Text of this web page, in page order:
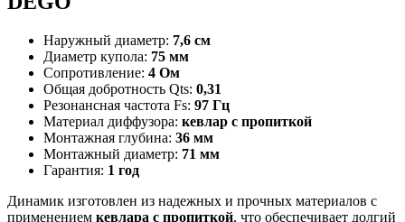
Наружный диаметр: 7,6 см
Диаметр купола: 75 мм
Сопротивление: 4 Ом
Общая добротность Qts: 0,31
Резонансная частота Fs: 97 Гц
Материал диффузора: кевлар с пропиткой
Монтажная глубина: 36 мм
Монтажный диаметр: 71 мм
Гарантия: 1 год
Динамик изготовлен из надежных и прочных материалов с
применением кевлара с пропиткой, что обеспечивает долгий